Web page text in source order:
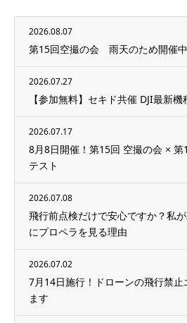
2026.08.07
第15回空撮の会 雨天のため開催
2026.07.27
【参加無料】セキド共催 DJI最新
2026.07.17
8月8日開催！第15回 空撮の会 ×
テスト
2026.07.08
飛行前点検だけで安心ですか？私
にプロペラを見る理由
2026.07.02
7月14日施行！ドローンの飛行禁止
ます